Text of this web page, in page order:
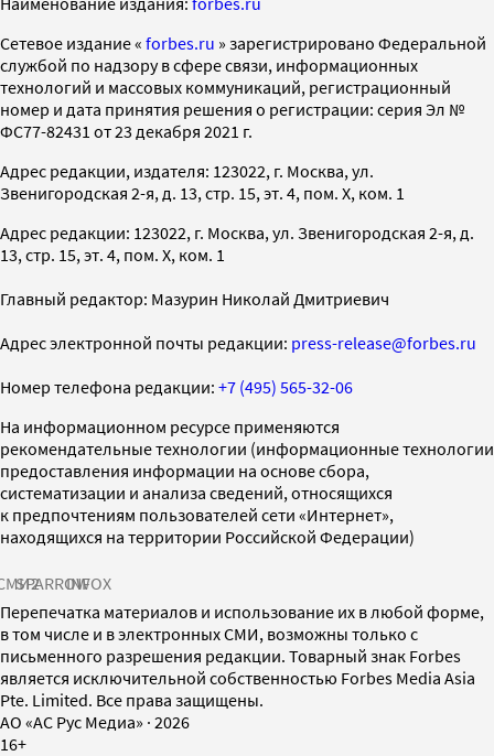
Cетевое издание « forbes.ru » зарегистрировано Федеральной
службой по надзору в сфере связи, информационных
технологий и массовых коммуникаций, регистрационный
номер и дата принятия решения о регистрации: серия Эл №
ФС77-82431 от 23 декабря 2021 г.
Адрес редакции, издателя: 123022, г. Москва, ул.
Звенигородская 2-я, д. 13, стр. 15, эт. 4, пом. X, ком. 1
Адрес редакции: 123022, г. Москва, ул. Звенигородская 2-я, д.
13, стр. 15, эт. 4, пом. X, ком. 1
Главный редактор: Мазурин Николай Дмитриевич
Адрес электронной почты редакции: press-release@forbes.ru
Номер телефона редакции: +7 (495) 565-32-06
На информационном ресурсе применяются
рекомендательные технологии (информационные технологии
предоставления информации на основе сбора,
систематизации и анализа сведений, относящихся
к предпочтениям пользователей сети «Интернет»,
находящихся на территории Российской Федерации)
SPARROWINFOX
Перепечатка материалов и использование их в любой форме,
в том числе и в электронных СМИ, возможны только с
письменного разрешения редакции. Товарный знак Forbes
является исключительной собственностью Forbes Media Asia
Pte. Limited. Все права защищены.
AO «АС Рус Медиа» · 2026
16+